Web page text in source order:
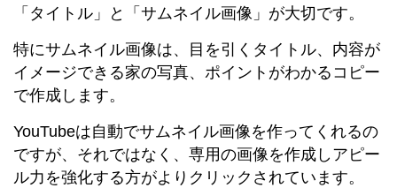
「タイトル」と「サムネイル画像」が大切です。
特にサムネイル画像は、目を引くタイトル、内容が
イメージできる家の写真、ポイントがわかるコピー
で作成します。
YouTubeは自動でサムネイル画像を作ってくれるの
ですが、それではなく、専用の画像を作成しアピー
ル力を強化する方がよりクリックされています。